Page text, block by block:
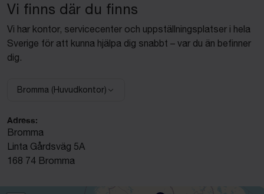
Vi finns där du finns
Vi har kontor, servicecenter och uppställningsplatser i hela
Sverige för att kunna hjälpa dig snabbt – var du än befinner
dig.
Välj anläggning:
Bromma (Huvudkontor)
Adress:
Bromma
Linta Gårdsväg 5A
168 74 Bromma